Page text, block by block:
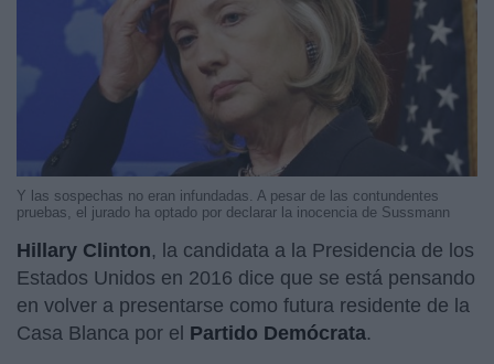
Y las sospechas no eran infundadas. A pesar de las contundentes
pruebas, el jurado ha optado por declarar la inocencia de Sussmann
Hillary Clinton, la candidata a la Presidencia de los
Estados Unidos en 2016 dice que se está pensando
en volver a presentarse como futura residente de la
Casa Blanca por el Partido Demócrata.